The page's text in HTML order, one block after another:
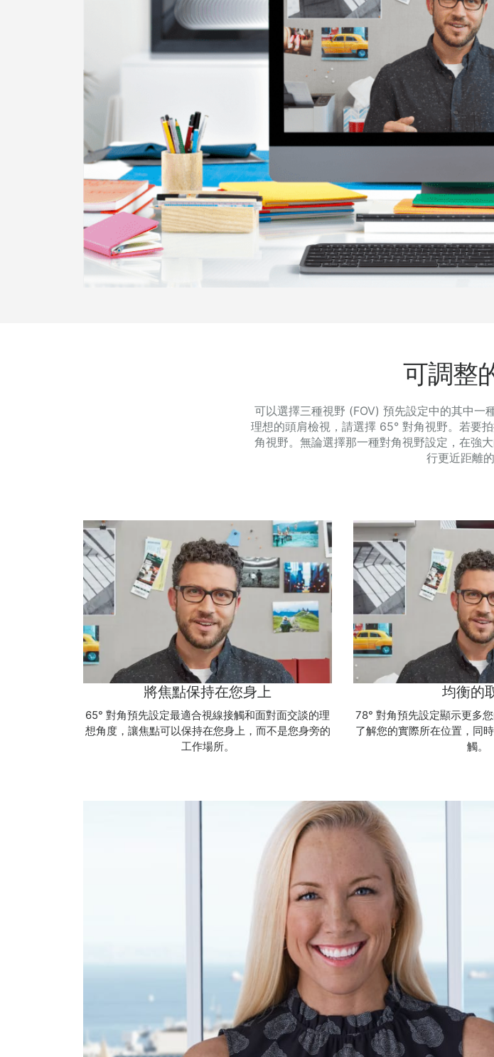
可調整
可以選擇三種視野 (FOV) 預先設定中的其中一
理想的頭肩檢視，請選擇 65° 對角視野。若要
角視野。無論選擇那一種對角視野設定，在強
行更近距離的
將焦點保持在您身上
65° 對角預先設定最適合視線接觸和面對面交談的理
想角度，讓焦點可以保持在您身上，而不是您身旁的
工作場所。
均衡的
78° 對角預先設定顯示更多
了解您的實際所在位置，同
觸。